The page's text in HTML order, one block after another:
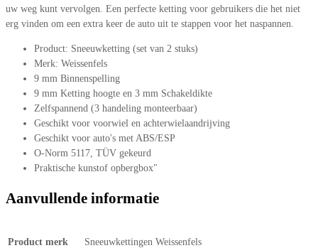
uw weg kunt vervolgen. Een perfecte ketting voor gebruikers die het niet
erg vinden om een extra keer de auto uit te stappen voor het naspannen.
Product: Sneeuwketting (set van 2 stuks)
Merk: Weissenfels
9 mm Binnenspelling
9 mm Ketting hoogte en 3 mm Schakeldikte
Zelfspannend (3 handeling monteerbaar)
Geschikt voor voorwiel en achterwielaandrijving
Geschikt voor auto's met ABS/ESP
O-Norm 5117, TÜV gekeurd
Praktische kunstof opbergbox"
Aanvullende informatie
Product merk Sneeuwkettingen Weissenfels